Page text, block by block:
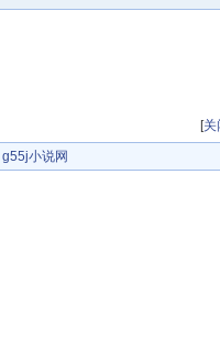
[关
g55j小说网